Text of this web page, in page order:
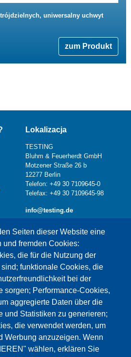
uniwersalny uchwyt
zum Produkt
Seiten dieser Website eine
fremden Cookies:
die für die Nutzung der
funktionale Cookies, die
bei der
sorgen; Performance-Cookies,
aggregierte Daten über die
und Statistiken zu generieren;
die verwendet werden, um
Werbung anzuzeigen. Wenn
wählen, erklären Sie
Lokalizacja
TESTING
Bluhm & Feuerherdt GmbH
Motzener Straße 26 b
12277 Berlin
Telefon: +49 30 7109645-0
Telefax: +49 30 7109645-98
info@testing.de
da die Google Maps
akzeptiert wurden.
MAPS COOKIES